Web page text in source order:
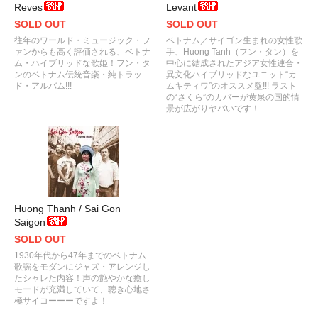
Reves
SOLD OUT
往年のワールド・ミュージック・フ
ァンからも高く評価される、ベトナ
ム・ハイブリッドな歌姫！フン・タ
ンのベトナム伝統音楽・純トラッ
ド・アルバム!!!
Levant
SOLD OUT
ベトナム／サイゴン生まれの女性歌
手、Huong Tanh（フン・タン）を
中心に結成されたアジア女性連合・
異文化ハイブリッドなユニット“カ
ムキティワ”のオススメ盤!!! ラスト
の“さくら”のカバーが黄泉の国的情
景が広がりヤバいです！
Huong Thanh / Sai Gon
Saigon
SOLD OUT
1930年代から47年までのベトナム
歌謡をモダンにジャズ・アレンジし
たシャレた内容！声の艶やかな癒し
モードが充満していて、聴き心地さ
極サイコーーーですよ！